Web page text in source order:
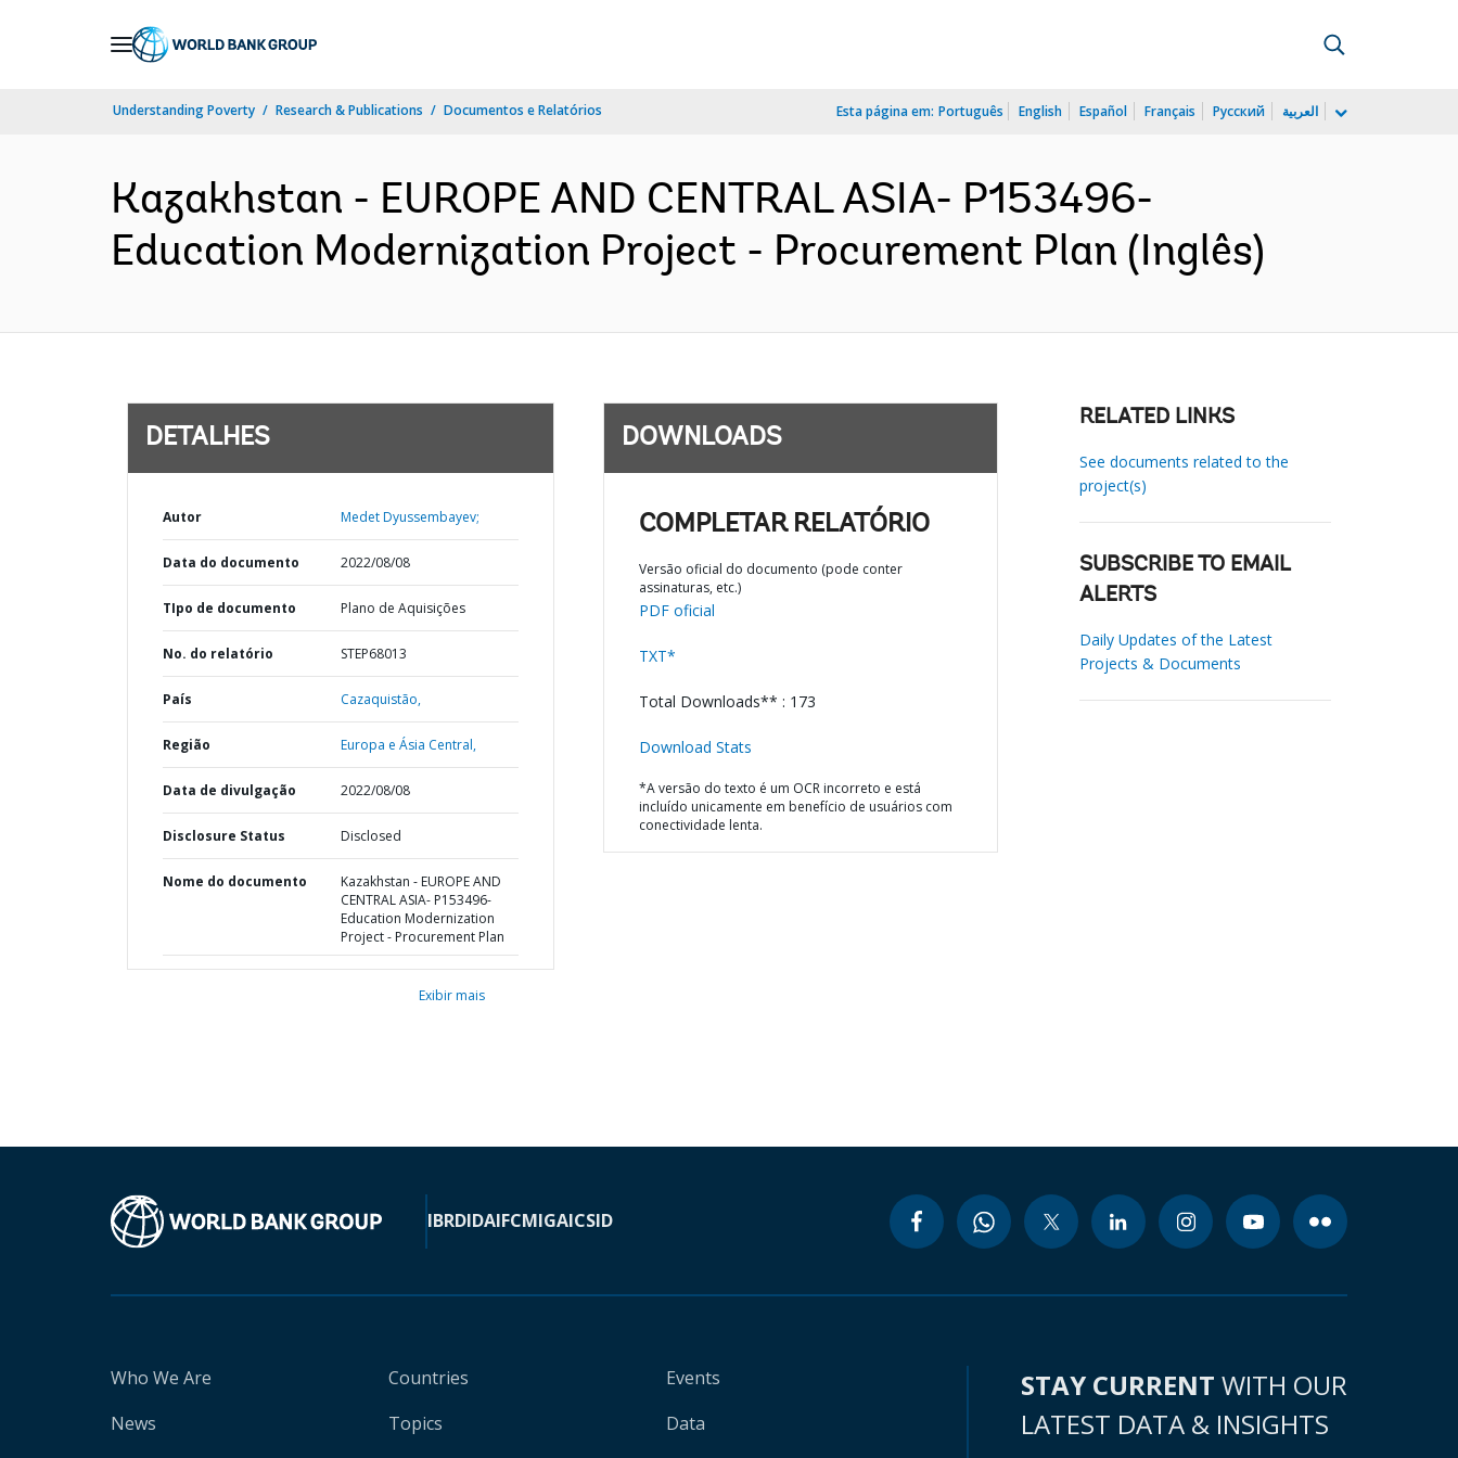
Understanding Poverty Research & Publications Documentos e Relatórios Esta página em: Português English Español Français Русский العربية
Kazakhstan - EUROPE AND CENTRAL ASIA- P153496-
Education Modernization Project - Procurement Plan (Inglês)
DETALHES
Autor Medet Dyussembayev;
Data do documento 2022/08/08
TIpo de documento Plano de Aquisições
No. do relatório STEP68013
País Cazaquistão,
Região Europa e Ásia Central,
Data de divulgação 2022/08/08
Disclosure Status Disclosed
Nome do documento
Kazakhstan - EUROPE AND
CENTRAL ASIA- P153496-
Education Modernization
Project - Procurement Plan
Exibir mais
DOWNLOADS
COMPLETAR RELATÓRIO
Versão oficial do documento (pode conter
assinaturas, etc.)
PDF oficial
TXT*
Total Downloads** : 173
Download Stats
*A versão do texto é um OCR incorreto e está
incluído unicamente em benefício de usuários com
conectividade lenta.
RELATED LINKS
See documents related to the
project(s)
SUBSCRIBE TO EMAIL
ALERTS
Daily Updates of the Latest
Projects & Documents
IBRDIDAIFCMIGAICSID
Who We Are
News
Countries
Topics
Events
Data
STAY CURRENT WITH OUR
LATEST DATA & INSIGHTS